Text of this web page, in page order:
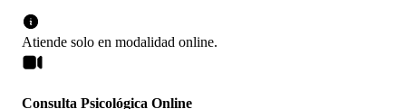
Atiende solo en modalidad online.
Consulta Psicológica Online